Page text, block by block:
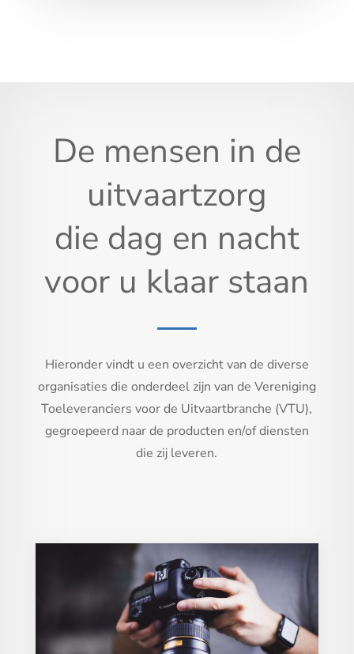
De mensen in de
uitvaartzorg
die dag en nacht
voor u klaar staan
Hieronder vindt u een overzicht van de diverse
organisaties die onderdeel zijn van de Vereniging
Toeleveranciers voor de Uitvaartbranche (VTU),
gegroepeerd naar de producten en/of diensten
die zij leveren.